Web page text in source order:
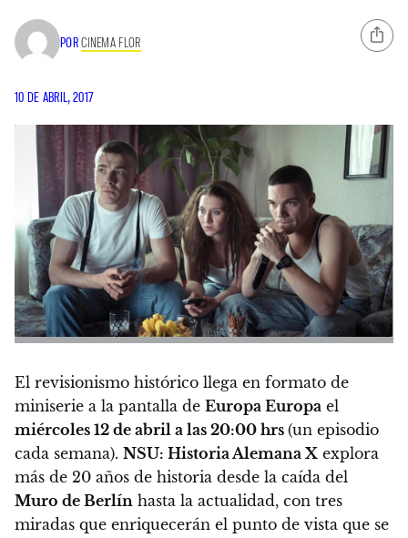
PORCINEMA FLOR
10 DE ABRIL, 2017
El revisionismo histórico llega en formato de
miniserie a la pantalla de Europa Europa el
miércoles 12 de abril a las 20:00 hrs (un episodio
cada semana). NSU: Historia Alemana X explora
más de 20 años de historia desde la caída del
Muro de Berlín hasta la actualidad, con tres
miradas que enriquecerán el punto de vista que se